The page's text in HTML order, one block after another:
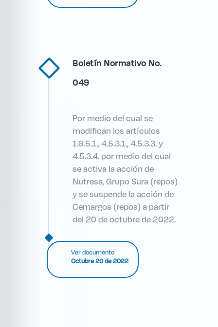
Boletín Normativo No.
049
Por medio del cual se
modifican los artículos
1.6.5.1., 4.5.3.1., 4.5.3.3. y
4.5.3.4. por medio del cual
se activa la acción de
Nutresa, Grupo Sura (repos)
y se suspende la acción de
Cemargos (repos) a partir
del 20 de octubre de 2022.
Ver documento
Octubre 20 de 2022